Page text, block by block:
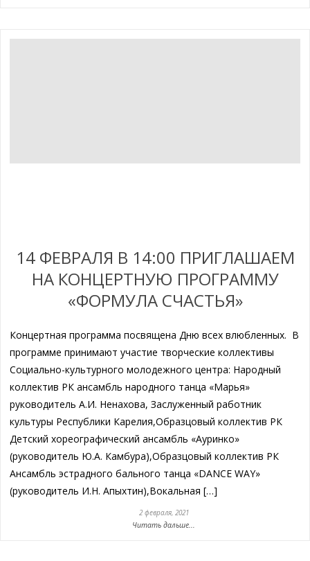
14 ФЕВРАЛЯ В 14:00 ПРИГЛАШАЕМ
НА КОНЦЕРТНУЮ ПРОГРАММУ
«ФОРМУЛА СЧАСТЬЯ»
Концертная программа посвящена Дню всех влюбленных. В
программе принимают участие творческие коллективы
Социально-культурного молодежного центра: Народный
коллектив РК ансамбль народного танца «Марья»
руководитель А.И. Ненахова, Заслуженный работник
культуры Республики Карелия,Образцовый коллектив РК
Детский хореографический ансамбль «Ауринко»
(руководитель Ю.А. Камбура),Образцовый коллектив РК
Ансамбль эстрадного бального танца «DANCE WAY»
(руководитель И.Н. Апыхтин),Вокальная […]
2 февраля, 2021
Читать дальше...